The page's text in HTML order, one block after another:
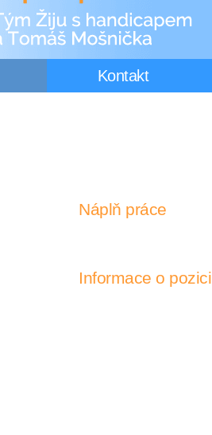
Kontakt
Náplň práce
Informace o pozici